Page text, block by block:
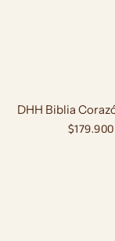
DHH Biblia
Precio
$179.900